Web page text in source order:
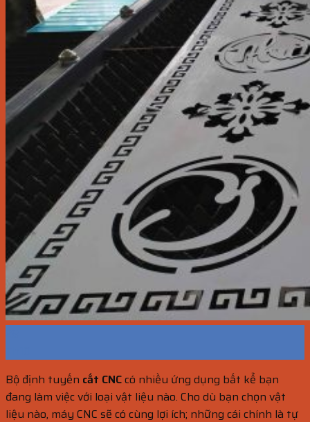
Bộ định tuyến cắt CNCcó nhiều ứng dụng bất kể bạn
đang làm việc với loại vật liệu nào. Cho dù bạn chọn vật
liệu nào, máy CNC sẽ có cùng lợi ích; những cái chính là tự